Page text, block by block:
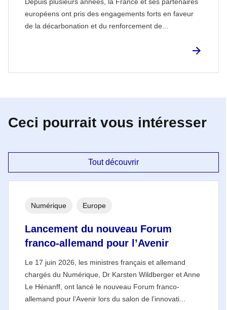
européens ont pris des engagements forts en faveur
de la décarbonation et du renforcement de...
Ceci pourrait vous intéresser
Tout découvrir
Lancement du nouveau Forum
franco-allemand pour l’Avenir
Le 17 juin 2026, les ministres français et allemand
chargés du Numérique, Dr Karsten Wildberger et Anne
Le Hénanff, ont lancé le nouveau Forum franco-
allemand pour l’Avenir lors du salon de l’innovati...
Numérique Europe